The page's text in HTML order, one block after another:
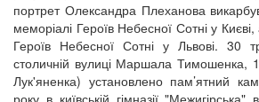
портрет Олександра Плеханова
меморіалі Героїв Небесної Сотні у
Героїв Небесної Сотні у Львові. 30
столичній вулиці Маршала Тимошенка,
Лук'яненка) установлено пам’ятний
року в київській гімназії